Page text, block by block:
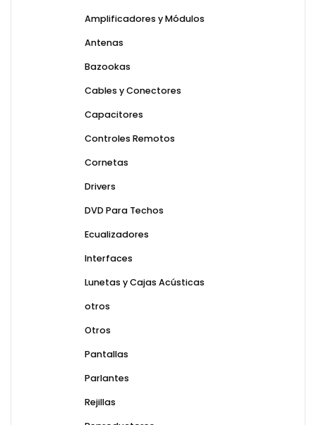
Amplificadores y Módulos
Antenas
Bazookas
Cables y Conectores
Capacitores
Controles Remotos
Cornetas
Drivers
DVD Para Techos
Ecualizadores
Interfaces
Lunetas y Cajas Acústicas
otros
Otros
Pantallas
Parlantes
Rejillas